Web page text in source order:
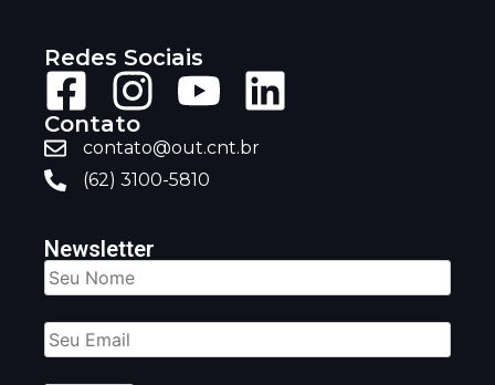
Redes Sociais
Contato
contato@out.cnt.br
(62) 3100-5810
Newsletter